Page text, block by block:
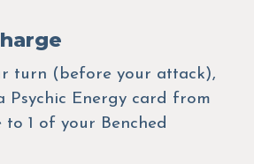
turn (before your attack),
Psychic Energy card from
1 of your Benched